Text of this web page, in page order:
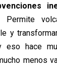
Permite
y
eso hace
menos